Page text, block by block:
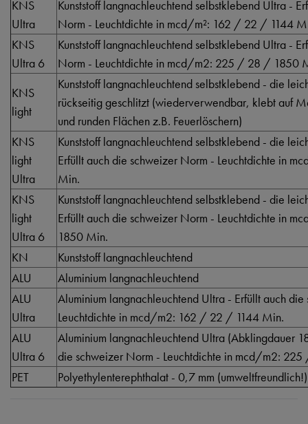
KNS
Ultra
Kunststoff langnachleuchtend selbstklebend Ultra -
Norm - Leuchtdichte in mcd/m²: 162 / 22 / 1144
KNS
Ultra 6
Kunststoff langnachleuchtend selbstklebend Ultra -
Norm - Leuchtdichte in mcd/m2: 225 / 28 / 1850
KNS
light
Kunststoff langnachleuchtend selbstklebend - die
rückseitig geschlitzt (wiederverwendbar, klebt auf
und runden Flächen z.B. Feuerlöschern)
KNS
light
Ultra
Kunststoff langnachleuchtend selbstklebend - die
Erfüllt auch die schweizer Norm - Leuchtdichte in
Min.
KNS
light
Ultra 6
Kunststoff langnachleuchtend selbstklebend - die
Erfüllt auch die schweizer Norm - Leuchtdichte in
1850 Min.
KN
Kunststoff langnachleuchtend
ALU
Aluminium langnachleuchtend
ALU
Ultra
Aluminium langnachleuchtend Ultra - Erfüllt auch
Leuchtdichte in mcd/m2: 162 / 22 / 1144 Min.
ALU
Ultra 6
Aluminium langnachleuchtend Ultra (Abklingdauer
die schweizer Norm - Leuchtdichte in mcd/m2:
PET
Polyethylenterephthalat - 0,7 mm (umweltfreundlich!)